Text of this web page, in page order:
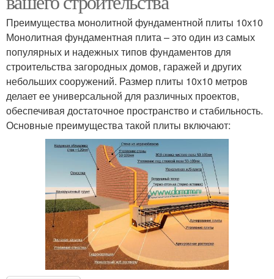
Преимущества монолитной фундаментной плиты 10х10
Монолитная фундаментная плита – это один из самых
популярных и надежных типов фундаментов для
строительства загородных домов, гаражей и других
небольших сооружений. Размер плиты 10х10 метров
делает ее универсальной для различных проектов,
обеспечивая достаточное пространство и стабильность.
Основные преимущества такой плиты включают: